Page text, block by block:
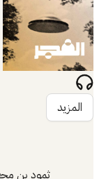
المزيد
ثمود بن